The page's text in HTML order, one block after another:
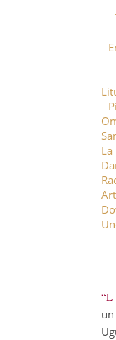
“La parola di Dio non si indirizza ad